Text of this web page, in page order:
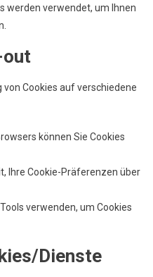
werden verwendet, um Ihnen
out
Cookies auf verschiedene
können Sie Cookies
Ihre Cookie-Präferenzen über
verwenden, um Cookies
Dienste